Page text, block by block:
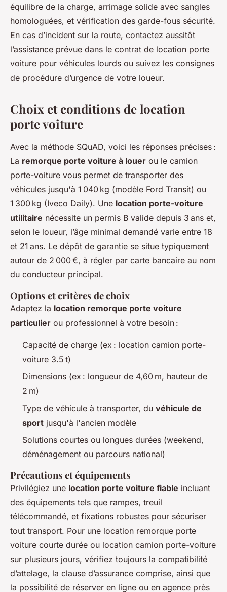
équilibre de la charge, arrimage solide avec sangles
homologuées, et vérification des garde-fous sécurité.
En cas d’incident sur la route, contactez aussitôt
l’assistance prévue dans le contrat de location porte
voiture pour véhicules lourds ou suivez les consignes
de procédure d’urgence de votre loueur.
Choix et conditions delocation
porte voiture
Avec la méthode SQuAD, voici les réponses précises :
La remorque porte voiture à louer ou le camion
porte-voiture vous permet de transporter des
véhicules jusqu'à 1 040 kg (modèle Ford Transit) ou
1 300 kg (Iveco Daily). Une location porte-voiture
utilitaire nécessite un permis B valide depuis 3 ans et,
selon le loueur, l’âge minimal demandé varie entre 18
et 21 ans. Le dépôt de garantie se situe typiquement
autour de 2 000 €, à régler par carte bancaire au nom
du conducteur principal.
Options et critères de choix
Adaptez la location remorque porte voiture
particulier ou professionnel à votre besoin :
Capacité de charge (ex : location camion porte-
voiture 3.5 t)
Dimensions (ex : longueur de 4,60 m, hauteur de
2 m)
Type de véhicule à transporter, du véhicule de
sport jusqu'à l'ancien modèle
Solutions courtes ou longues durées (weekend,
déménagement ou parcours national)
Précautions et équipements
Privilégiez une location porte voiture fiable incluant
des équipements tels que rampes, treuil
télécommandé, et fixations robustes pour sécuriser
tout transport. Pour une location remorque porte
voiture courte durée ou location camion porte-voiture
sur plusieurs jours, vérifiez toujours la compatibilité
d’attelage, la clause d’assurance comprise, ainsi que
la possibilité de réserver en ligne ou en agence près